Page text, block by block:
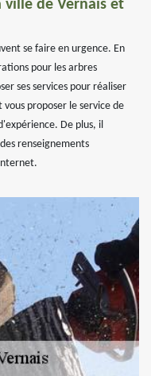
ville de Vernais et
se faire en urgence. En
pour les arbres
ses services pour réaliser
proposer le service de
De plus, il
renseignements